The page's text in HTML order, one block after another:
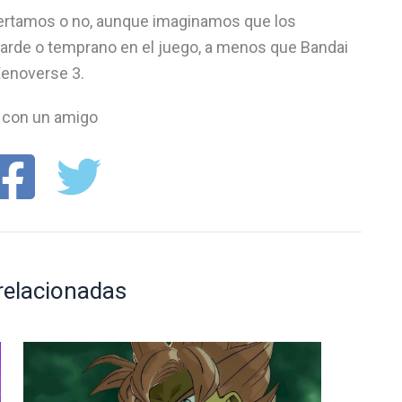
o no, aunque imaginamos que los
o temprano en el juego, a menos que Bandai
3.
un amigo